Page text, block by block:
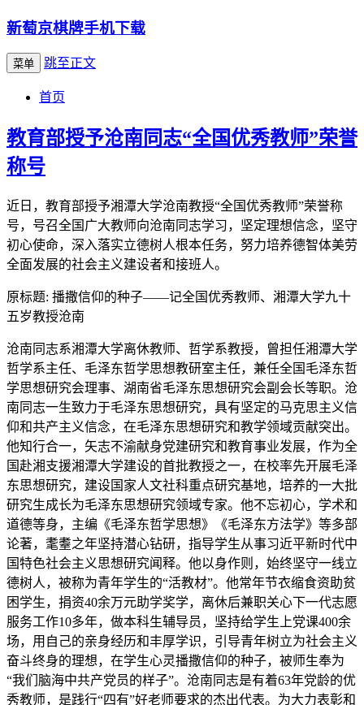
新萄京棋牌手机下载
菜单 跳至正文
首页
教育部授予沧南同志“全国优秀教师”荣誉
称号
近日，教育部授予湘潭大学沧南教授“全国优秀教师”荣誉称
号，号召全国广大教师向沧南同志学习，坚定理想信念，坚守
初心使命，深入落实立德树人根本任务，努力培养德智体美劳
全面发展的社会主义建设者和接班人。
原标题: 播撒信仰的种子——记全国优秀教师、湘潭大学九十
五岁教授沧南
沧南同志系湘潭大学离休教师、哲学系教授，曾担任湘潭大学
哲学系主任、毛泽东哲学思想教研室主任，兼任全国毛泽东哲
学思想研究会理事、湖南省毛泽东思想研究会副会长等职。沧
南同志一生致力于毛泽东思想研究，具有坚定的马克思主义信
仰和共产主义信念，在毛泽东思想研究和教学领域贡献突出。
他知行合一，矢志不渝献身党建研究和教育事业发展，作为全
国赴湘支援湘潭大学建设的首批教授之一，在校率先开展毛泽
东思想研究，建设国家人文社科重点研究基地，培养的一大批
研究生成长为毛泽东思想研究领域专家。他不忘初心，学术和
道德等身，主编《毛泽东哲学思想》《毛泽东方法学》等多部
论著，耄耋之年坚持潜心钻研，指导学生从事习近平新时代中
国特色社会主义思想研究闻释。他以身作则，始终坚守一线立
德树人，被称为青年学生的“活教材”。他常年节衣缩食资助贫
困学生，捐资40余万元助学奖学，离休后兼职关心下一代志愿
服务工作10多年，做本科生辅导员，坚持给学生上党课400余
场，用自己的亲身经历和丰厚学识，引导青年树立为社会主义
奋斗终身的理想，在学生心灵播撒信仰的种子，被师生奉为
“我们脑海中共产党员的样子”。沧南同志是有着63年党龄的优
秀教师，是践行“四有”好老师要求的杰出代表。为大力表彰和